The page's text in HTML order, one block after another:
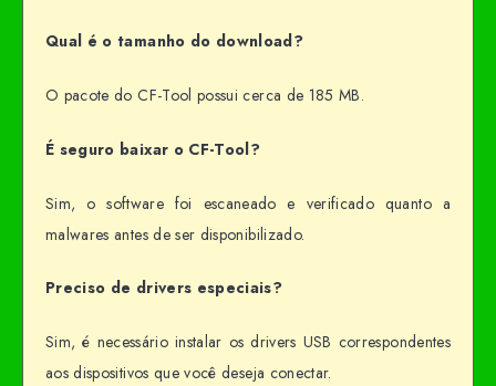
Qual é o tamanho do download?
O pacote do CF-Tool possui cerca de 185 MB.
É seguro baixar o CF-Tool?
Sim, o software foi escaneado e verificado quanto a
malwares antes de ser disponibilizado.
Preciso de drivers especiais?
Sim, é necessário instalar os drivers USB correspondentes
aos dispositivos que você deseja conectar.